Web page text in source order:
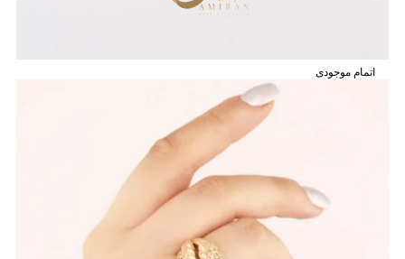
اتمام موجودی